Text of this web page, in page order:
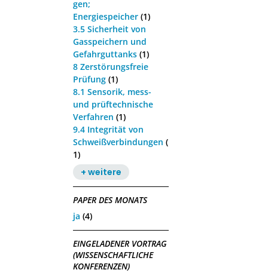
gen;
Energiespeicher (1)
3.5 Sicherheit von
Gasspeichern und
Gefahrguttanks (1)
8 Zerstörungsfreie
Prüfung (1)
8.1 Sensorik, mess-
und prüftechnische
Verfahren (1)
9.4 Integrität von
Schweißverbindungen (
1)
+ weitere
PAPER DES MONATS
ja (4)
EINGELADENER VORTRAG
(WISSENSCHAFTLICHE
KONFERENZEN)